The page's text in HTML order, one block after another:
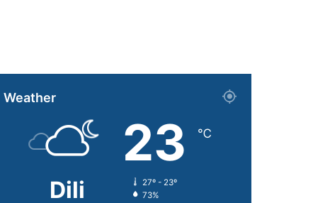
Weather
Dili
23 ℃
27º - 23º
73%